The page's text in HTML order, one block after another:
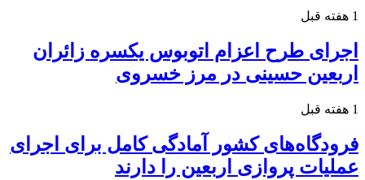
1 هفته قبل
اجرای طرح اعزام اتوبوس یکسره زائران
اربعین حسینی در مرز خسروی
1 هفته قبل
فرودگاه‌های کشور آمادگی کامل برای اجرای
عملیات پروازی اربعین را دارند